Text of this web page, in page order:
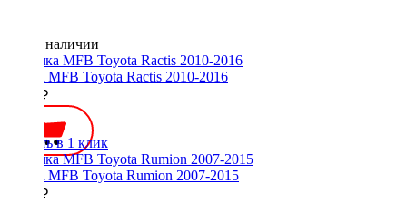
Нет в наличии
Рамка MFB Toyota Ractis 2010-2016
1700 ₽
Купить в 1 клик
Рамка MFB Toyota Rumion 2007-2015
2700 ₽